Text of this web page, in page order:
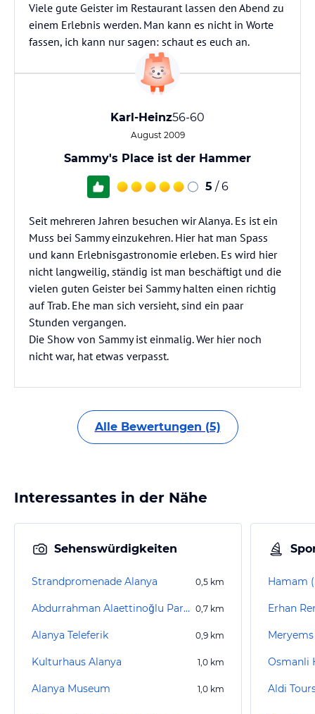
Viele gute Geister im Restaurant lassen den Abend zu
einem Erlebnis werden. Man kann es nicht in Worte
fassen, ich kann nur sagen: schaut es euch an.
Karl-Heinz56-60
August 2009
Sammy's Place ist der Hammer
5 / 6
Seit mehreren Jahren besuchen wir Alanya. Es ist ein
Muss bei Sammy einzukehren. Hier hat man Spass
und kann Erlebnisgastronomie erleben. Es wird hier
nicht langweilig, ständig ist man beschäftigt und die
vielen guten Geister bei Sammy halten einen richtig
auf Trab. Ehe man sich versieht, sind ein paar
Stunden vergangen.
Die Show von Sammy ist einmalig. Wer hier noch
nicht war, hat etwas verpasst.
Alle Bewertungen (5)
Interessantes in der Nähe
Sehenswürdigkeiten
Strandpromenade Alanya 0,5 km
Abdurrahman Alaettinoğlu Park / Park mit Wasserfontänen 0,7 km
Alanya Teleferik 0,9 km
Kulturhaus Alanya 1,0 km
Alanya Museum 1,0 km
Hamam
Osmanli
Aldi